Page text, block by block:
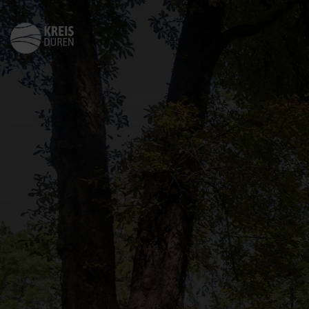
Zurück
zur
Startseite